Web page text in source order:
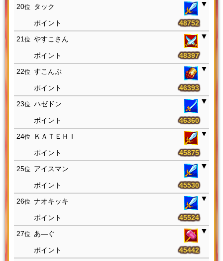
20位 タック
48752
21 位 やすこさん
48397
22位 すこんぶ
46393
23位 ハゼドン
46360
24位 ＫＡＴＥＨＩ
45875
25位 アイスマン
45530
26位 ナオキッキ
45524
27位 あ―ぐ
45442